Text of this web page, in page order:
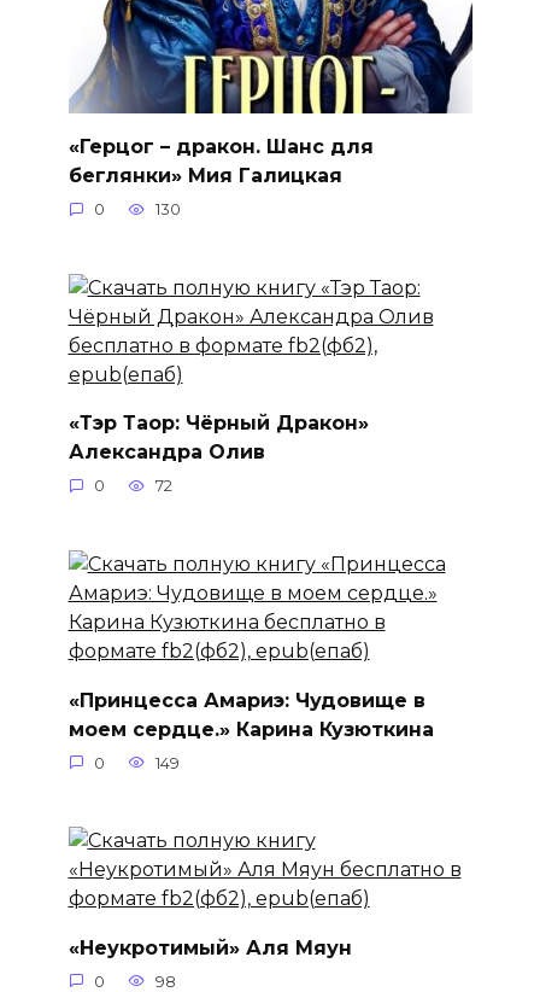
«Герцог – дракон. Шанс для
беглянки» Мия Галицкая
0 130
«Тэр Таор: Чёрный Дракон»
Александра Олив
0 72
«Принцесса Амариэ: Чудовище в
моем сердце.» Карина Кузюткина
0 149
«Неукротимый» Аля Мяун
0 98